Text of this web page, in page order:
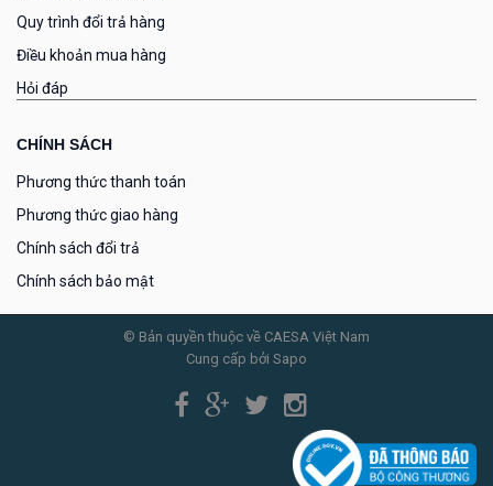
Quy trình đổi trả hàng
Điều khoản mua hàng
Hỏi đáp
CHÍNH SÁCH
Phương thức thanh toán
Phương thức giao hàng
Chính sách đổi trả
Chính sách bảo mật
© Bản quyền thuộc về CAESA Việt Nam
Cung cấp bởi Sapo